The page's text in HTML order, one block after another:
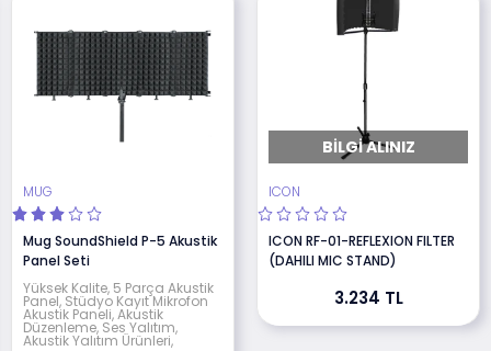
MUG
Mug SoundShield P-5 Akustik
Panel Seti
Yüksek Kalite, 5 Parça Akustik
Panel, Stüdyo Kayıt Mikrofon
Akustik Paneli, Akustik
Düzenleme, Ses Yalıtım,
Akustik Yalıtım Ürünleri,
BILGI ALINIZ
ICON
ICON RF-01-REFLEXION FILTER
(DAHILI MIC STAND)
3.234 TL